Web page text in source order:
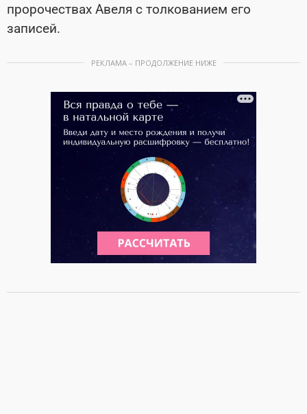
пророчествах Авеля с толкованием его
записей.
РЕКЛАМА – ПРОДОЛЖЕНИЕ НИЖЕ